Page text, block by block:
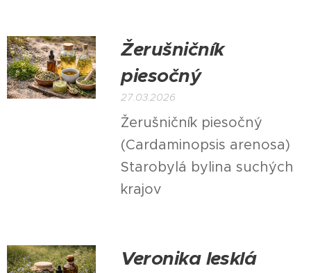
Žerušničník
piesočný
27.03.2026
Žerušničník piesočný
(Cardaminopsis arenosa)
Starobylá bylina suchých
krajov
Veronika lesklá